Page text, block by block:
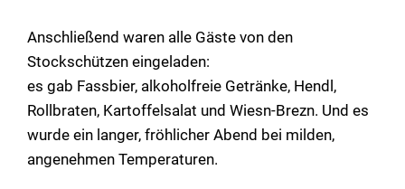
Anschließend waren alle Gäste von den
Stockschützen eingeladen:
es gab Fassbier, alkoholfreie Getränke, Hendl,
Rollbraten, Kartoffelsalat und Wiesn-Brezn. Und es
wurde ein langer, fröhlicher Abend bei milden,
angenehmen Temperaturen.